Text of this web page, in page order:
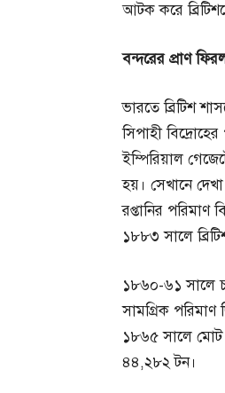
আটক করে
বন্দরেরপ্রাণ
ভারতে ব্রিটিশ
সিপাহী
ইম্পিরিয়াল
হয়। সেখানে
রপ্তানির
১৮৮৩ সালে
১৮৬০-৬১ সালে
সামগ্রিক পরিমাণ
১৮৬৫ সালে মোট
৪৪,২৮২ টন।